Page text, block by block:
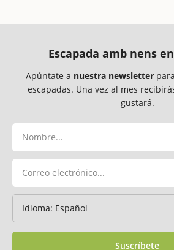
Escapada amb nens
Apúntate a nuestra newsletter
escapadas. Una vez al mes
gustará.
Suscríbete